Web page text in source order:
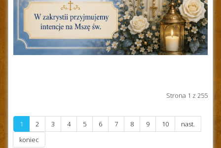
Strona 1 z 255
1 2 3 4 5 6 7 8 9 10
nast.
koniec